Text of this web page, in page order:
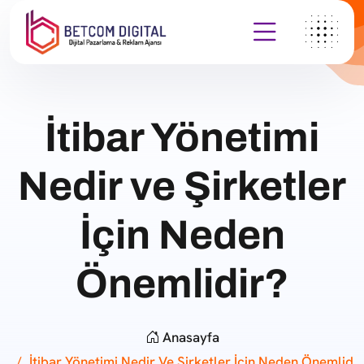
İtibar Yönetimi
Nedir ve Şirketler
İçin Neden
Önemlidir?
Anasayfa